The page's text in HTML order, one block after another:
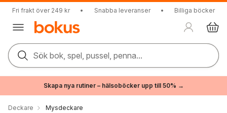
Fri frakt över 249 kr • Snabba leveranser • Billiga böcker
Sök bok, spel, pussel, penna...
Skapa nya rutiner – hälsoböcker upp till 50% →
Deckare Mysdeckare